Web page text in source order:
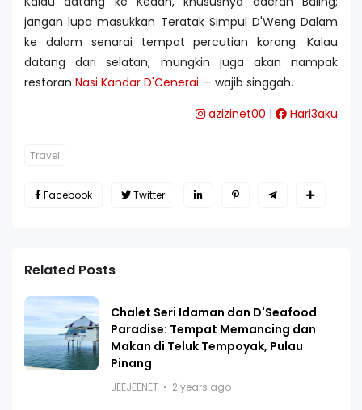
jangan lupa masukkan Teratak Simpul D'Weng Dalam
ke dalam senarai tempat percutian korang. Kalau
datang dari selatan, mungkin juga akan nampak
restoran Nasi Kandar D'Cenerai — wajib singgah.
azizinet00 | Hari3aku
Travel
Facebook Twitter
Related Posts
Chalet Seri Idaman dan D'Seafood
Paradise: Tempat Memancing dan
Makan di Teluk Tempoyak, Pulau
Pinang
JEEJEENET 2 years ago